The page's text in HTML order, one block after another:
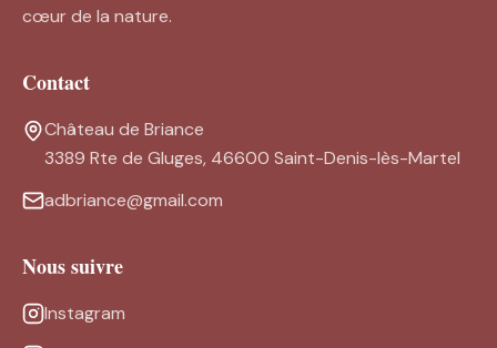
cœur de la nature.
Contact
Château de Briance
3389 Rte de Gluges, 46600 Saint-Denis-lès-Martel
adbriance@gmail.com
Nous suivre
Instagram